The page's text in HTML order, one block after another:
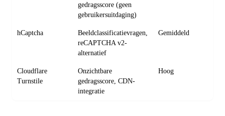
gedragsscore (geen
gebruikersuitdaging)
hCaptcha
Beeldclassificatievragen,
reCAPTCHA v2-
alternatief
Gemiddeld
Cloudflare
Turnstile
Onzichtbare
gedragsscore, CDN-
integratie
Hoog